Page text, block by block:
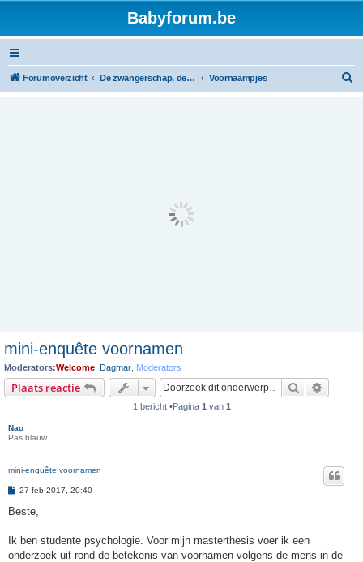
Babyforum.be
Forumoverzicht De zwangerschap, de geboorte en de baby Voornaampjes
mini-enquête voornamen
Moderators:Welcome Dagmar Moderators
Plaats reactie Zoek
1 bericht •Pagina 1 van 1
Nao
Pas blauw
mini-enquête voornamen
B
r
h
27 feb 2017, 20:40
Beste,
Ik ben studente psychologie. Voor mijn masterthesis voer ik een
onderzoek uit rond de betekenis van voornamen volgens de mens in de